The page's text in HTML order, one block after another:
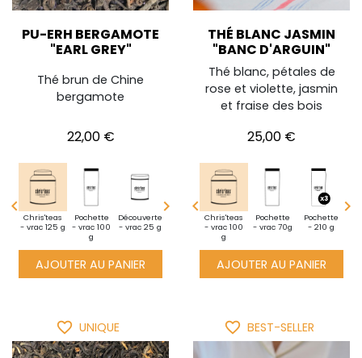
PU-ERH BERGAMOTE
"EARL GREY"
Thé brun de Chine
bergamote
Prix
22,00 €

Chris'teas
- vrac 125 g
Pochette
- vrac 100
g
Découverte
- vrac 25 g
pochette -
Chris'teas
- vrac 125 g
Pochette
- vrac 100
Découverte
- vrac 25 g

AJOUTER AU PANIER
THÉ BLANC JASMIN
"BANC D'ARGUIN"
Thé blanc, pétales de
rose et violette, jasmin
et fraise des bois
Prix
25,00 €

BoiteXXL
1 kg de thé
en vrac
BoiteXXL
50 sachets
pochette -
Chris'teas
- vrac 100
g
Pochette
- vrac 70g
Pochette
- 210 g

AJOUTER AU PANIER
favorite_border UNIQUE favorite_border BEST-SELLER